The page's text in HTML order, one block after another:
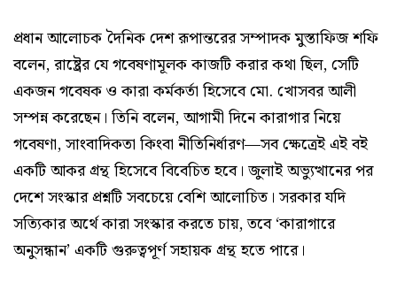
প্রধান আলোচক দৈনিক দেশ রূপান্তরের সম্পাদক মুস্তাফিজ শফি
বলেন, রাষ্ট্রের যে গবেষণামূলক কাজটি করার কথা ছিল, সেটি
একজন গবেষক ও কারা কর্মকর্তা হিসেবে মো. খোসবর আলী
সম্পন্ন করেছেন। তিনি বলেন, আগামী দিনে কারাগার নিয়ে
গবেষণা, সাংবাদিকতা কিংবা নীতিনির্ধারণ—সব ক্ষেত্রেই এই বই
একটি আকর গ্রন্থ হিসেবে বিবেচিত হবে। জুলাই অভ্যুত্থানের পর
দেশে সংস্কার প্রশ্নটি সবচেয়ে বেশি আলোচিত। সরকার যদি
সত্যিকার অর্থে কারা সংস্কার করতে চায়, তবে ‘কারাগারে
অনুসন্ধান’ একটি গুরুত্বপূর্ণ সহায়ক গ্রন্থ হতে পারে।